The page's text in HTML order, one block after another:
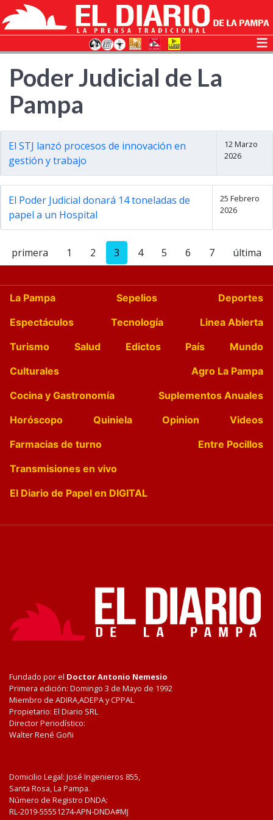
Poder Judicial de La
Pampa
El STJ lanzó procesos de innovación en
gestión y trabajo
12 Marzo
2026
El Poder Judicial donará 14 toneladas de
papel a un Hospital
25 Febrero
2026
primera 1 2 3 4 5 6 7 última
La Pampa Sepelios
Deportes
Espectáculos
Tecnología
Linea Abierta
Turismo
Salud Edictos País
Mundo
Culturales
Agro La Pampa
Cocina y Gastronomía
Suplementos Anuales
Horóscopo
Quiniela Opinion
Videos
Farmacias de turno
Entre Pocillos
Transmisiones en vivo
El Diario de Papel en DIGITAL
Fundado por el Doctor Antonio Nemesio
Primera edición: Domingo 3 de Mayo de 1992
Miembro de ADIRA,ADEPA y CPPAL
Propietario: El Diario SRL
Director Periodístico:
Walter René Goñi
Domicilio Legal: José Ingenieros 855,
Santa Rosa, La Pampa.
Número de Registro DNDA:
RL-2019-55551274-APN-DNDA#MJ